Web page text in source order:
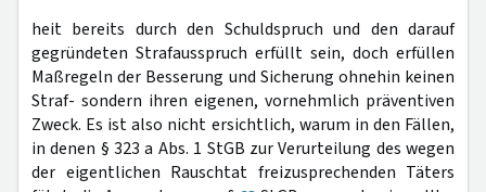
heit bereits durch den Schuldspruch und den darauf
gegründeten Strafausspruch erfüllt sein, doch erfüllen
Maßregeln der Besserung und Sicherung ohnehin keinen
Straf- sondern ihren eigenen, vornehmlich präventiven
Zweck. Es ist also nicht ersichtlich, warum in den Fällen,
in denen § 323 a Abs. 1 StGB zur Verurteilung des wegen
der eigentlichen Rauschtat freizusprechenden Täters